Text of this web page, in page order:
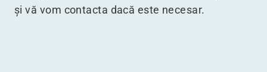
și vă vom contacta dacă este necesar.